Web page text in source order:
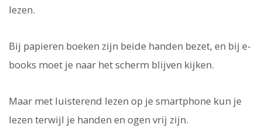
lezen.
Bij papieren boeken zijn beide handen bezet, en bij e-
books moet je naar het scherm blijven kijken.
Maar met luisterend lezen op je smartphone kun je
lezen terwijl je handen en ogen vrij zijn.